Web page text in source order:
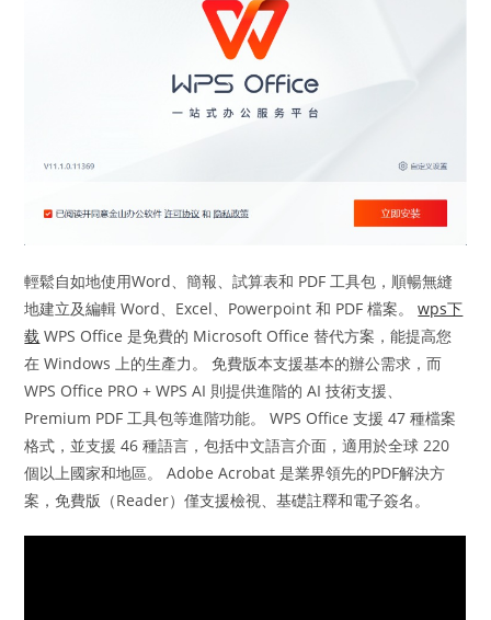
輕鬆自如地使用Word、簡報、試算表和 PDF 工具包，順暢無縫
地建立及編輯 Word、Excel、Powerpoint 和 PDF 檔案。wps下
载 WPS Office 是免費的 Microsoft Office 替代方案，能提高您
在 Windows 上的生產力。 免費版本支援基本的辦公需求，而
WPS Office PRO + WPS AI 則提供進階的 AI 技術支援、
Premium PDF 工具包等進階功能。 WPS Office 支援 47 種檔案
格式，並支援 46 種語言，包括中文語言介面，適用於全球 220
個以上國家和地區。 Adobe Acrobat 是業界領先的PDF解決方
案，免費版（Reader）僅支援檢視、基礎註釋和電子簽名。